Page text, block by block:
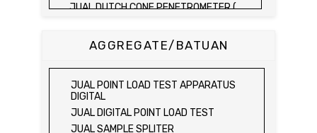
JUAL DUTCH CONE PENETROMETER (
SONDIR 5 TON )
JUAL FIELD CBR TEST SET
JUAL PROVING RING PENETROMETER
JUAL TVA PENETROMETER
JUAL LIQUID LIMIT TEST SET
AGGREGATE/BATUAN
JUAL POINT LOAD TEST APPARATUS
DIGITAL
JUAL DIGITAL POINT LOAD TEST
JUAL SAMPLE SPLITER